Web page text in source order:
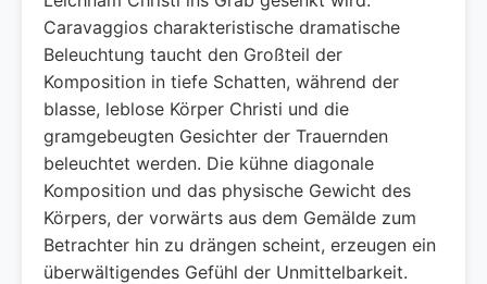
Caravaggios charakteristische dramatische
Beleuchtung taucht den Großteil der
Komposition in tiefe Schatten, während der
blasse, leblose Körper Christi und die
gramgebeugten Gesichter der Trauernden
beleuchtet werden. Die kühne diagonale
Komposition und das physische Gewicht des
Körpers, der vorwärts aus dem Gemälde zum
Betrachter hin zu drängen scheint, erzeugen ein
überwältigendes Gefühl der Unmittelbarkeit.